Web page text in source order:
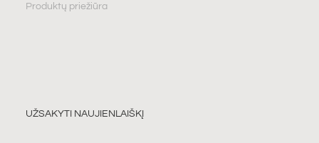
Produktų priežiūra
UŽSAKYTI NAUJIENLAIŠKĮ